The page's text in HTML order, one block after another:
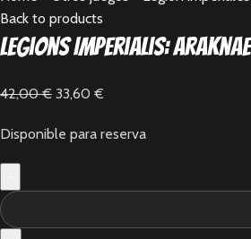
Back to products
Legions Imperialis:
42,00€ 33,60 €
Disponible para reserva